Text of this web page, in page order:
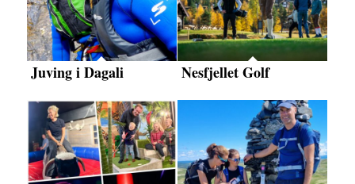
Juving i Dagali Nesfjellet Golf